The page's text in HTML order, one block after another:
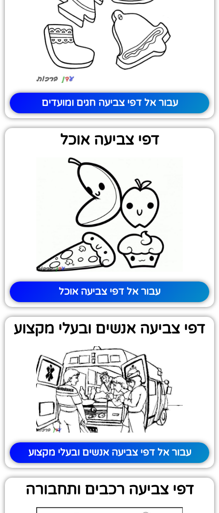
עבור אל דפי צביעה חגים ומועדים
דפי צביעה אוכל
עבור אל דפי צביעה אוכל
דפי צביעה אנשים ובעלי מקצוע
עבור אל דפי צביעה אנשים ובעלי מקצוע
דפי צביעה רכבים ותחבורה